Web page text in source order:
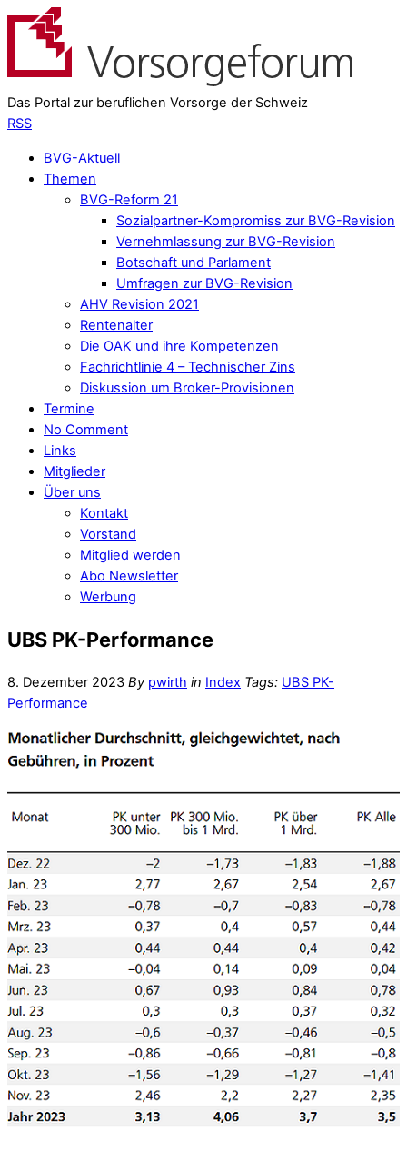
Das Portal zur beruflichen Vorsorge der Schweiz
RSS
BVG-Aktuell
Themen
BVG-Reform 21
Sozialpartner-Kompromiss zur BVG-Revision
Vernehmlassung zur BVG-Revision
Botschaft und Parlament
Umfragen zur BVG-Revision
AHV Revision 2021
Rentenalter
Die OAK und ihre Kompetenzen
Fachrichtlinie 4 – Technischer Zins
Diskussion um Broker-Provisionen
Termine
No Comment
Links
Mitglieder
Über uns
Kontakt
Vorstand
Mitglied werden
Abo Newsletter
Werbung
UBS PK-Performance
8. Dezember 2023 By pwirth in Index Tags: UBS PK-
Performance